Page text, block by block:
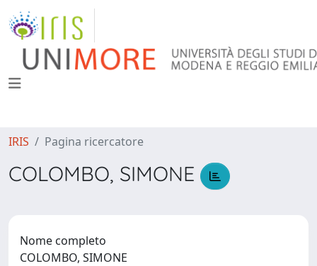
IRIS Pagina ricercatore
COLOMBO, SIMONE
Nome completo
COLOMBO, SIMONE